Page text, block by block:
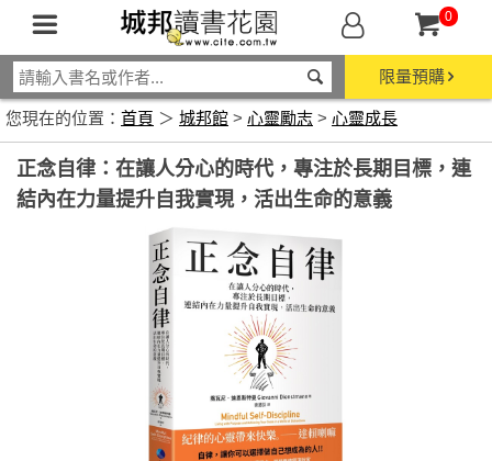
0
限量預購
您現在的位置： 首頁 ＞ 城邦館 > 心靈勵志 > 心靈成長
正念自律：在讓人分心的時代，專注於長期目標，連
結內在力量提升自我實現，活出生命的意義